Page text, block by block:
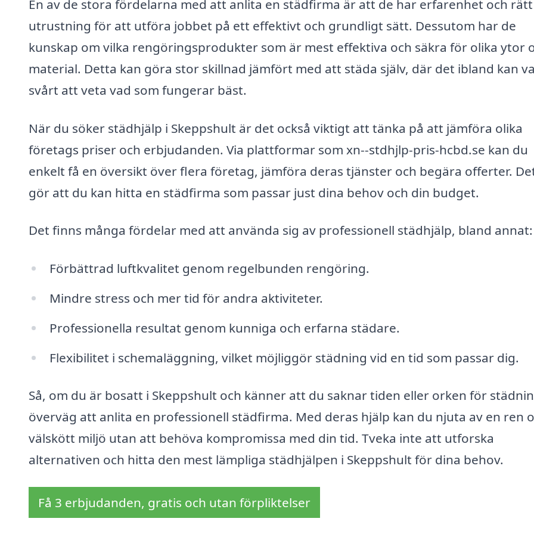
En av de stora fördelarna med att anlita en städfirma är att de har erfarenhet och rätt
utrustning för att utföra jobbet på ett effektivt och grundligt sätt. Dessutom har de
kunskap om vilka rengöringsprodukter som är mest effektiva och säkra för olika ytor
material. Detta kan göra stor skillnad jämfört med att städa själv, där det ibland kan
svårt att veta vad som fungerar bäst.
När du söker städhjälp i Skeppshult är det också viktigt att tänka på att jämföra olika
företags priser och erbjudanden. Via plattformar som xn--stdhjlp-pris-hcbd.se kan du
enkelt få en översikt över flera företag, jämföra deras tjänster och begära offerter.
gör att du kan hitta en städfirma som passar just dina behov och din budget.
Det finns många fördelar med att använda sig av professionell städhjälp, bland annat:
Förbättrad luftkvalitet genom regelbunden rengöring.
Mindre stress och mer tid för andra aktiviteter.
Professionella resultat genom kunniga och erfarna städare.
Flexibilitet i schemaläggning, vilket möjliggör städning vid en tid som passar dig.
Så, om du är bosatt i Skeppshult och känner att du saknar tiden eller orken för
överväg att anlita en professionell städfirma. Med deras hjälp kan du njuta av en ren
välskött miljö utan att behöva kompromissa med din tid. Tveka inte att utforska
alternativen och hitta den mest lämpliga städhjälpen i Skeppshult för dina behov.
Få 3 erbjudanden, gratis och utan förpliktelser